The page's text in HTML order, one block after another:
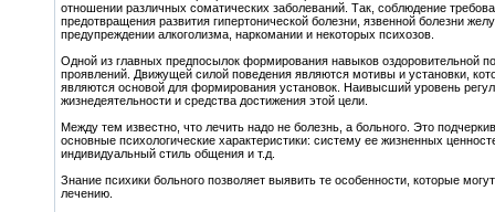
отношении различных соматических заболеваний. Так, соблюдение
предотвращения развития гипертонической болезни, язвенной болезни
предупреждении алкоголизма, наркомании и некоторых психозов.
Одной из главных предпосылок формирования навыков оздоровительной
проявлений. Движущей силой поведения являются мотивы и установки,
являются основой для формирования установок. Наивысший уровень
жизнедеятельности и средства достижения этой цели.
Между тем известно, что лечить надо не болезнь, а больного. Это
основные психологические характеристики: систему ее жизненных
индивидуальный стиль общения и т.д.
Знание психики больного позволяет выявить те особенности, которые
лечению.